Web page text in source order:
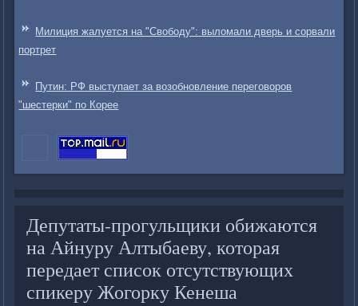
Милиция жалуется на "Свободу": выломали дверь и сорвали
портрет
Путин: РФ выступает за возобновление переговоров
"шестерки" по Корее
Депутаты-прогульщики обижаются
на Айнуру Алтыбаеву, которая
передает список отсутствующих
спикеру Жогорку Кенеша